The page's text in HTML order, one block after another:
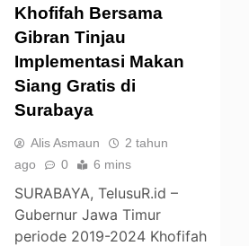
Khofifah Bersama
Gibran Tinjau
Implementasi Makan
Siang Gratis di
Surabaya
Alis Asmaun
2 tahun
ago
0 6 mins
SURABAYA, TelusuR.id –
Gubernur Jawa Timur
periode 2019-2024 Khofifah